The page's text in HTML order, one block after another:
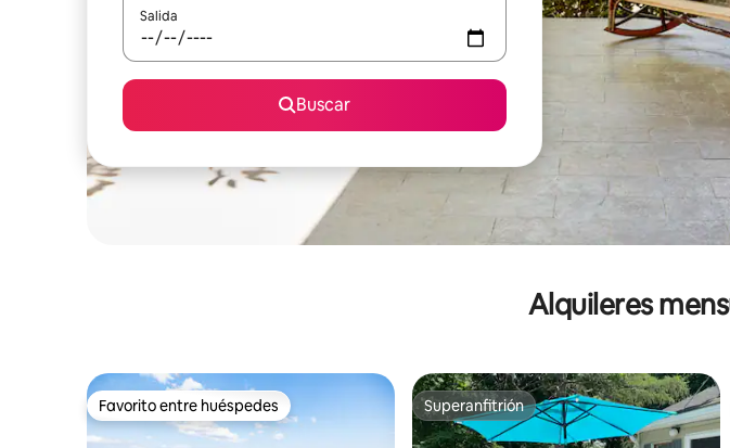
Salida
Buscar
Alquileres
Favorito entre huéspedes
Favorito entre huéspedes Superanfitrión
Superanfitrión